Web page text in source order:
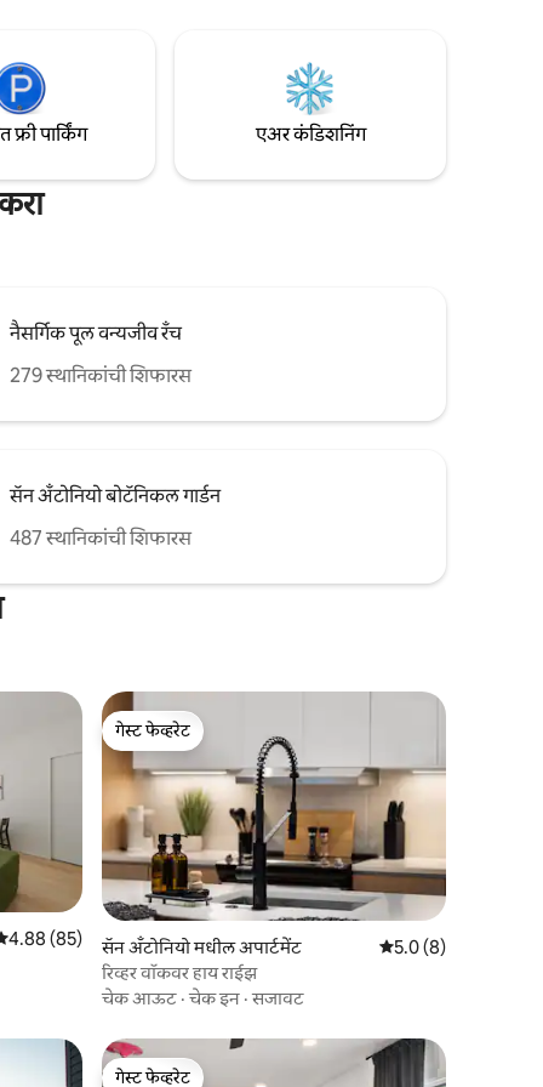
- 11.7
फ्री पार्किंग एअर कंडिशनिंग
नैसर्गिक पूल वन्यजीव रँच
279 स्थानिकांची शिफारस
सॅन अँटोनियो बोटॅनिकल गार्डन
487 स्थानिकांची शिफारस
पैकी 4.88 सरासरी रेटिंग, 85 रिव्ह्यूज
4.88 (85)
गेस्ट फेव्हरेट
गेस्ट फेव्हरेट
सॅन अँटोनियो मधील अपार्टमेंट 5 पैकी 5.0 सरासरी
5.0 (8)
रिव्हर वॉकवर हाय राईझ
चेक आऊट ·चेक इन ·सजावट
गेस्ट फेव्हरेट